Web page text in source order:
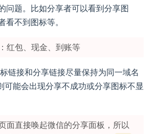
问题。比如分享者可以看到分享图
看不到图标等。
红包、现金、到账等
链接和分享链接尽量保持为同一域名
可能会出现分享不成功或分享图标不显
面直接唤起微信的分享面板，所以